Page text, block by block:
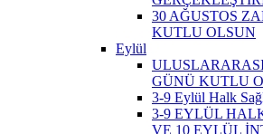
30 AĞUSTOS
KUTLU OLSUN
Eylül
GÜNÜ KUTLU
3-9 Eylül Halk
3-9 EYLÜL
VE 10 EYLÜL